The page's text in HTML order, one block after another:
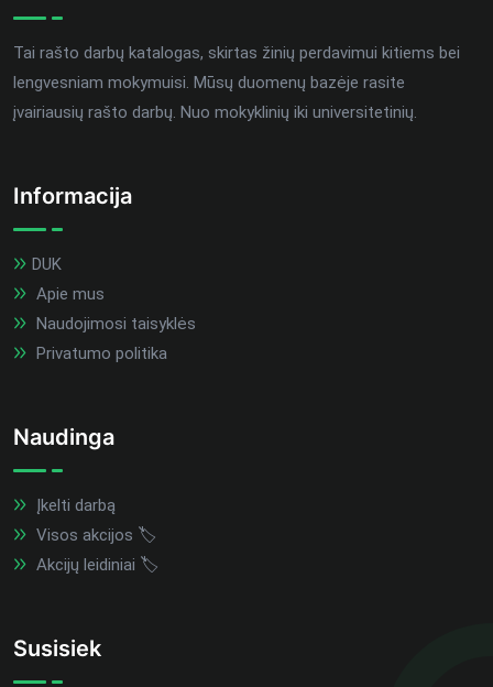
Tai rašto darbų katalogas, skirtas žinių perdavimui kitiems bei
lengvesniam mokymuisi. Mūsų duomenų bazėje rasite
įvairiausių rašto darbų. Nuo mokyklinių iki universitetinių.
Informacija
DUK
Apie mus
Naudojimosi taisyklės
Privatumo politika
Naudinga
Įkelti darbą
Visos akcijos 🏷️
Akcijų leidiniai 🏷️
Susisiek